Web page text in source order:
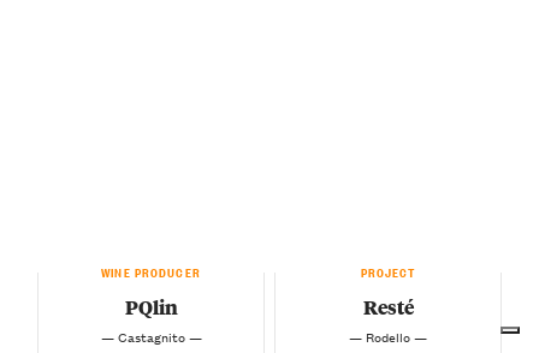
WINE PRODUCER
PQlin
— Castagnito —
PROJECT
Resté
— Rodello —